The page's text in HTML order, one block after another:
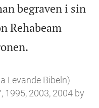
begraven i sin
Rehabeam
Levande Bibeln)
1995, 2003, 2004 by